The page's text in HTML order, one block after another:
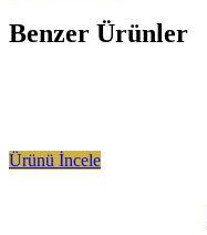
Benzer Ürünler
Ürünü İncele